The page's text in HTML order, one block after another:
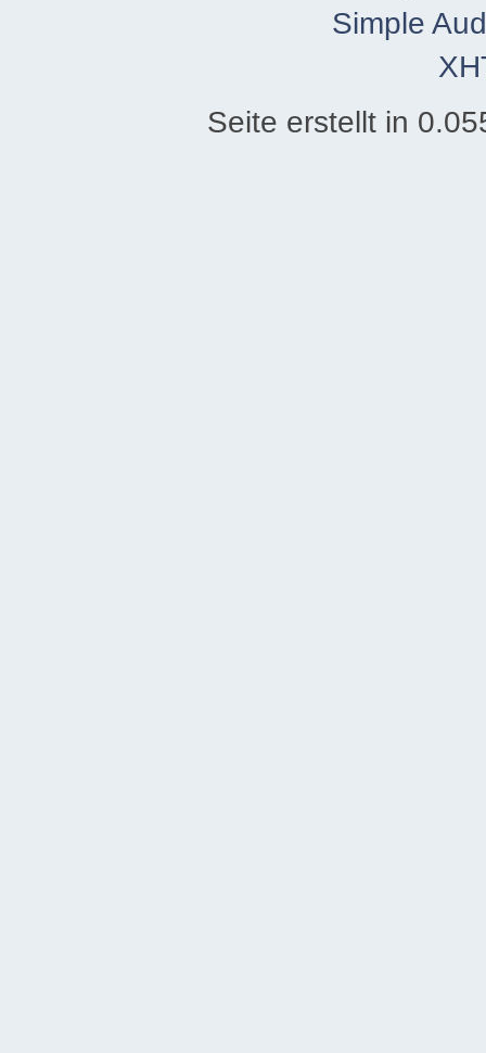
Simple
Seite erstellt in